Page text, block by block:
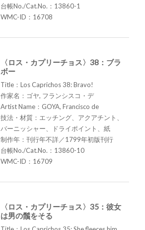
台帳No./Cat.No.：13860-1
WMC-ID：16708
〈ロス・カプリーチョス〉38：ブラ
ボー
Title：Los Caprichos 38: Bravo!
作家名：ゴヤ, フランシスコ・デ
Artist Name：GOYA, Francisco de
技法・材質：エッチング、アクアチント、
バーニッシャー、ドライポイント、紙
制作年：刊行年不詳／1799年初版刊行
台帳No./Cat.No.：13860-10
WMC-ID：16709
〈ロス・カプリーチョス〉35：彼女
は男の鬚をそる